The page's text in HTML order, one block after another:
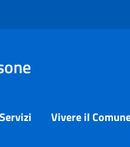
Servizi Vivere il